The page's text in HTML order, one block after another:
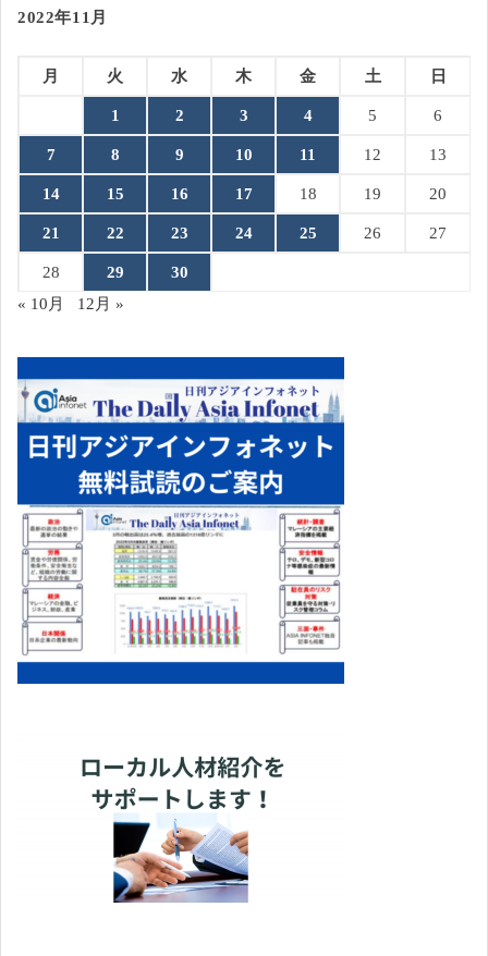
2022年11月
月 火 水 木 金 土 日
1 2 3 4 5 6
7 8 9 10 11 12 13
14 15 16 17 18 19 20
21 22 23 24 25 26 27
28 29
30
« 10月
12月 »